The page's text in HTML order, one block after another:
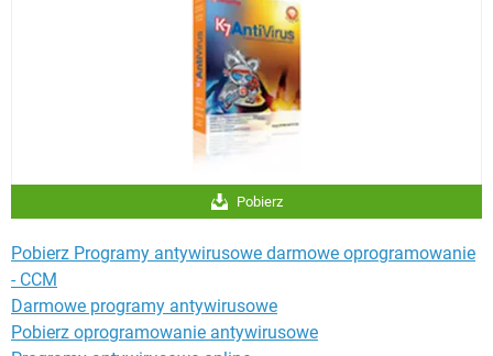
Pobierz
Pobierz Programy antywirusowe darmowe oprogramowanie
- CCM
Darmowe programy antywirusowe
Pobierz oprogramowanie antywirusowe